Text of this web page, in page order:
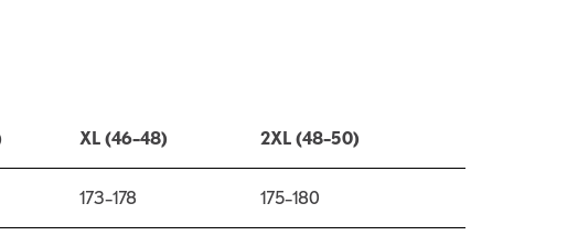
XL (46–48) 2XL (48–50)
173–178 175–180